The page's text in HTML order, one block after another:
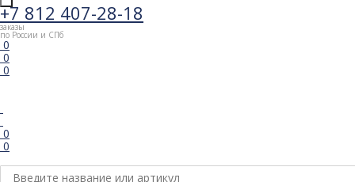
+7 812 407-28-18
заказы
по России и СПб
0
0
0
0
0